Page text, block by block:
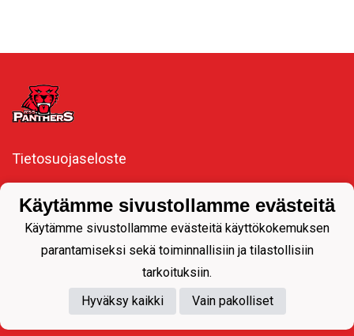
Tietosuojaseloste
#Pantterisydän❤️🖤
Powered by
Käytämme sivustollamme evästeitä
Käytämme sivustollamme evästeitä käyttökokemuksen
parantamiseksi sekä toiminnallisiin ja tilastollisiin
tarkoituksiin.
Hyväksy kaikki
Vain pakolliset